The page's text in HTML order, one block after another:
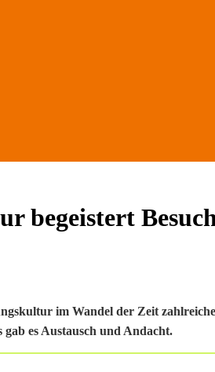
begeistert
im Wandel der Zeit
es Austausch und Andacht.